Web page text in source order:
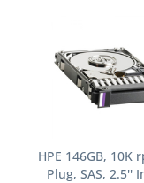
HPE 146GB, 10K
Plug, SAS, 2.5''